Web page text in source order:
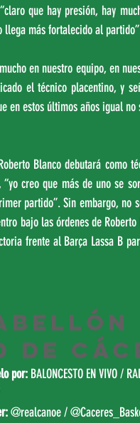
que hay presión, hay
llega más fortalecido al
en nuestro equipo, en
el técnico placentino, y
en estos últimos años igual
Blanco debutará como
creo que más de uno se
partido”. Sin embargo, no
bajo las órdenes de
frente al Barça Lassa B
de
por: BALONCESTO EN VIVO /
@realcanoe /